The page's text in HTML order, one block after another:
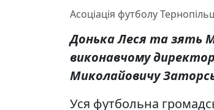
Асоціація футболу
Донька Леся та зять
виконавчому
Миколайовичу
Уся футбольна